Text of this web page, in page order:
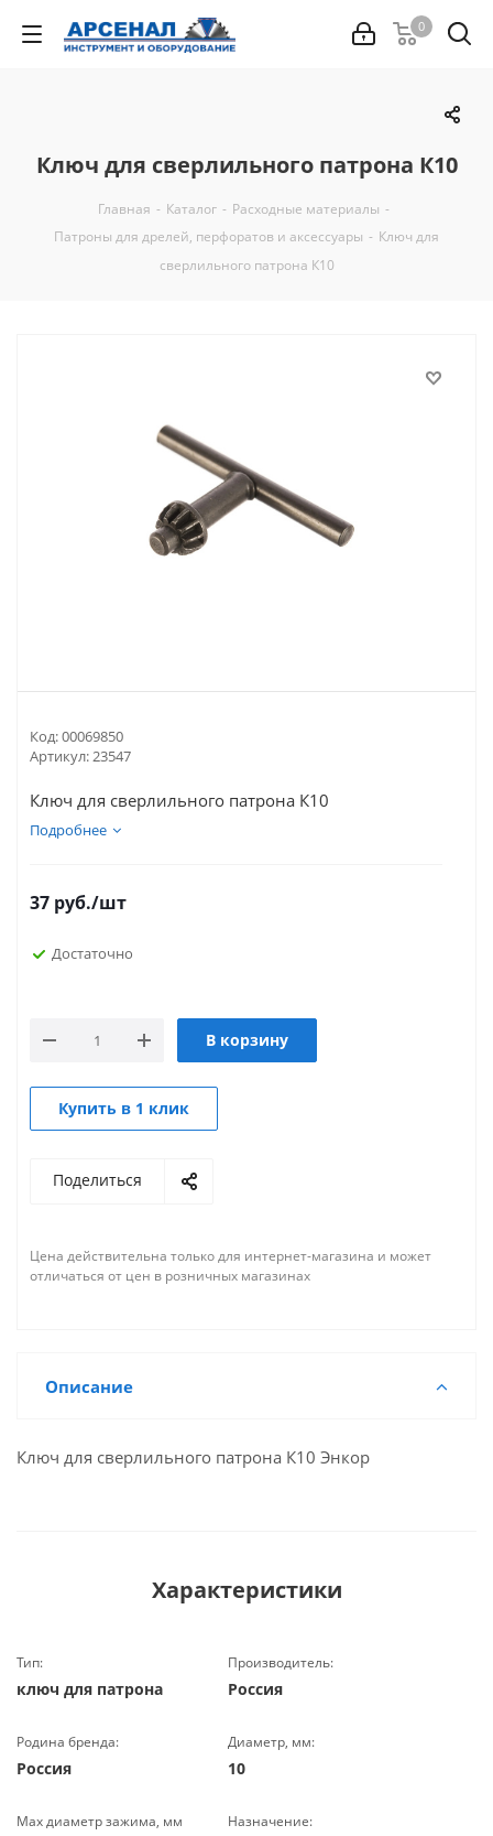
0
Ключ для сверлильного патрона К10
Главная - Каталог - Расходные материалы -
Патроны для дрелей, перфоратов и аксессуары - Ключ для
сверлильного патрона К10
Код:00069850
Артикул:23547
Ключ для сверлильного патрона К10
Подробнее
37 руб./шт
Достаточно
В корзину
Купить в 1 клик
Поделиться
Цена действительна только для интернет-магазина и может
отличаться от цен в розничных магазинах
Описание
Ключ для сверлильного патрона К10 Энкор
Характеристики
Тип:
ключ для патрона
Производитель:
Россия
Родина бренда:
Россия
Диаметр, мм:
10
Max диаметр зажима, мм Назначение: